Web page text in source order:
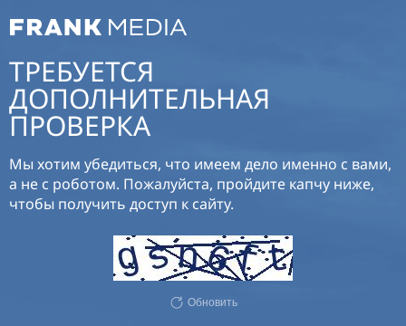
ТРЕБУЕТСЯ
ДОПОЛНИТЕЛЬНАЯ
ПРОВЕРКА
Мы хотим убедиться, что имеем дело именно с вами,
а не с роботом. Пожалуйста, пройдите капчу ниже,
чтобы получить доступ к сайту.
Обновить